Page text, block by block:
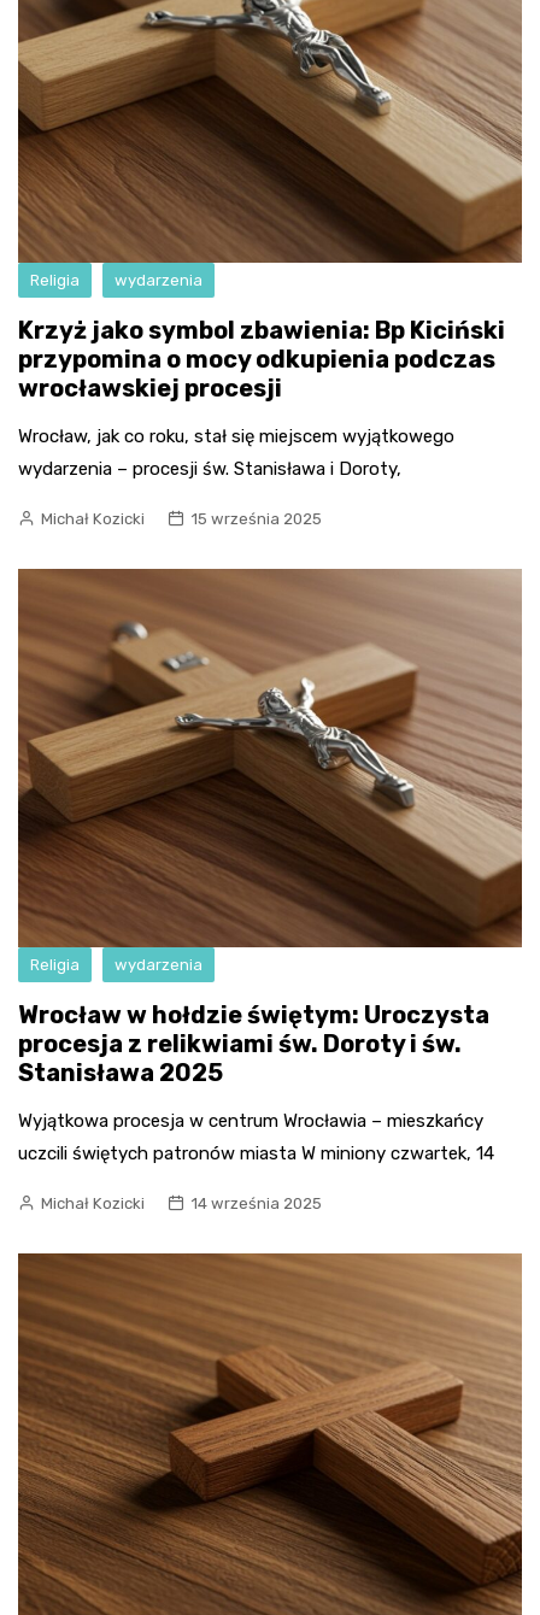
Religia wydarzenia
Krzyż jako symbol zbawienia: Bp Kiciński
przypomina o mocy odkupienia podczas
wrocławskiej procesji
Wrocław, jak co roku, stał się miejscem wyjątkowego
wydarzenia – procesji św. Stanisława i Doroty,
Michał Kozicki 15 września 2025
Religia wydarzenia
Wrocław w hołdzie świętym: Uroczysta
procesja z relikwiami św. Doroty i św.
Stanisława 2025
Wyjątkowa procesja w centrum Wrocławia – mieszkańcy
uczcili świętych patronów miasta W miniony czwartek, 14
Michał Kozicki 14 września 2025